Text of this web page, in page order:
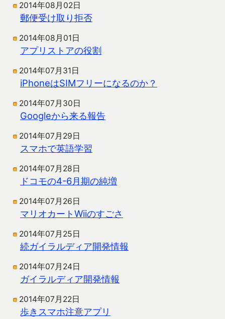
2014年08月02日
郵便受け取り拒否
2014年08月01日
アプリストアの役割
2014年07月31日
iPhoneはSIMフリーになるのか？
2014年07月30日
Googleから来る報告
2014年07月29日
スマホで英語学習
2014年07月28日
ドコモの4-6月期の純増
2014年07月26日
マリオカートWiiのすごさ
2014年07月25日
続ガイラルディア開発情報
2014年07月24日
ガイラルディア開発情報
2014年07月22日
歩きスマホ注意アプリ